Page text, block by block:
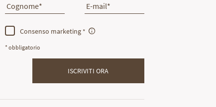
Cognome E-mail
Consenso marketing
* obbligatorio
ISCRIVITI ORA